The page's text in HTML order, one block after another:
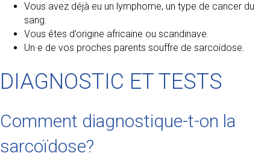
Vous avez déjà eu un lymphome, un type de cancer du
sang.
Vous êtes d’origine africaine ou scandinave.
Un·e de vos proches parents souffre de sarcoïdose.
DIAGNOSTIC ET TESTS
Comment diagnostique-t-on la
sarcoïdose?